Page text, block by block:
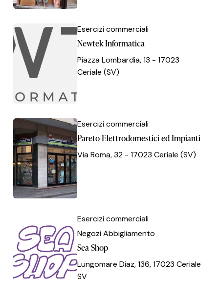
Newtek
Informatica
Newtek
Informatica
Esercizi commerciali
Newtek Informatica
Piazza Lombardia, 13 - 17023
Ceriale (SV)
Pareto
Elettrodomestici
ed
Impianti
Pareto
Elettrodomestici
ed
Impianti
Esercizi commerciali
Pareto Elettrodomestici ed Impianti
Via Roma, 32 - 17023 Ceriale (SV)
Shop
Sea
Shop
Esercizi commerciali
Negozi Abbigliamento
Sea Shop
Lungomare Diaz, 136, 17023 Ceriale
SV